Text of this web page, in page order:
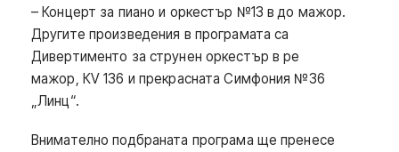
– Концерт за пиано и оркестър №13 в до мажор.
Другите произведения в програмата са
Дивертименто за струнен оркестър в ре
мажор, КV 136 и прекрасната Симфония №36
„Линц“.
Внимателно подбраната програма ще пренесе